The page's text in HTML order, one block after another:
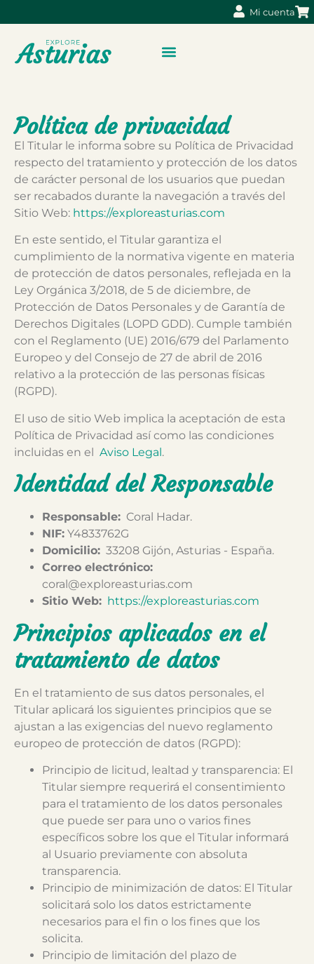
Mi cuenta
Política de privacidad
El Titular le informa sobre su Política de Privacidad
respecto del tratamiento y protección de los datos
de carácter personal de los usuarios que puedan
ser recabados durante la navegación a través del
Sitio Web: https://exploreasturias.com
En este sentido, el Titular garantiza el
cumplimiento de la normativa vigente en materia
de protección de datos personales, reflejada en la
Ley Orgánica 3/2018, de 5 de diciembre, de
Protección de Datos Personales y de Garantía de
Derechos Digitales (LOPD GDD). Cumple también
con el Reglamento (UE) 2016/679 del Parlamento
Europeo y del Consejo de 27 de abril de 2016
relativo a la protección de las personas físicas
(RGPD).
El uso de sitio Web implica la aceptación de esta
Política de Privacidad así como las condiciones
incluidas en el Aviso Legal.
Identidad del Responsable
Responsable: Coral Hadar.
NIF: Y4833762G
Domicilio: 33208 Gijón, Asturias - España.
Correo electrónico:
coral@exploreasturias.com
Sitio Web: https://exploreasturias.com
Principios aplicados en el
tratamiento de datos
En el tratamiento de sus datos personales, el
Titular aplicará los siguientes principios que se
ajustan a las exigencias del nuevo reglamento
europeo de protección de datos (RGPD):
Principio de licitud, lealtad y transparencia: El
Titular siempre requerirá el consentimiento
para el tratamiento de los datos personales
que puede ser para uno o varios fines
específicos sobre los que el Titular informará
al Usuario previamente con absoluta
transparencia.
Principio de minimización de datos: El Titular
solicitará solo los datos estrictamente
necesarios para el fin o los fines que los
solicita.
Principio de limitación del plazo de